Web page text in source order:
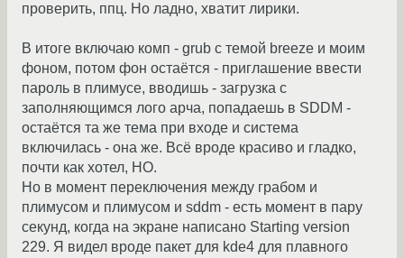
проверить, ппц. Но ладно, хватит лирики.
В итоге включаю комп - grub с темой breeze и моим
фоном, потом фон остаётся - приглашение ввести
пароль в плимусе, вводишь - загрузка с
заполняющимся лого арча, попадаешь в SDDM -
остаётся та же тема при входе и система
включилась - она же. Всё вроде красиво и гладко,
почти как хотел, НО.
Но в момент переключения между грабом и
плимусом и плимусом и sddm - есть момент в пару
секунд, когда на экране написано Starting version
229. Я видел вроде пакет для kde4 для плавного